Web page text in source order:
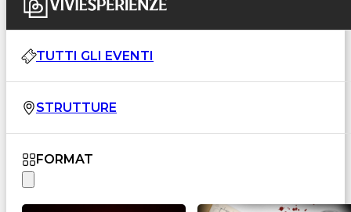
TUTTI GLI EVENTI
STRUTTURE
FORMAT